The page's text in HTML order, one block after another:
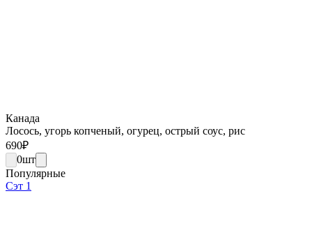
Канада
Лосось, угорь копченый, огурец, острый соус, рис
690₽
0шт
Популярные
Сэт 1